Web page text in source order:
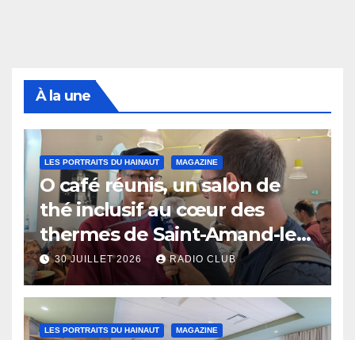
À la une
LES PORTRAITS DU HAINAUT MAGAZINE
O café réunis, un salon de
thé inclusif au cœur des
thermes de Saint-Amand-les-
Eaux
30 JUILLET 2026 RADIO CLUB
LES PORTRAITS DU HAINAUT MAGAZINE